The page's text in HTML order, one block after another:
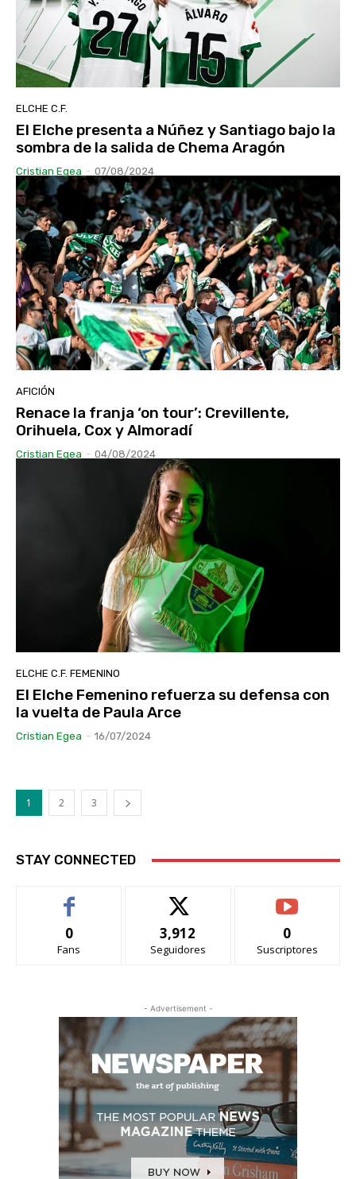
ELCHE C.F.
El Elche presenta a Núñez y Santiago bajo la
sombra de la salida de Chema Aragón
Cristian Egea - 07/08/2024
AFICIÓN
Renace la franja ‘on tour’: Crevillente,
Orihuela, Cox y Almoradí
Cristian Egea - 04/08/2024
ELCHE C.F. FEMENINO
El Elche Femenino refuerza su defensa con
la vuelta de Paula Arce
Cristian Egea - 16/07/2024
1 2 3
STAY CONNECTED
0
Fans
3,912
Seguidores
0
Suscriptores
- Advertisement -